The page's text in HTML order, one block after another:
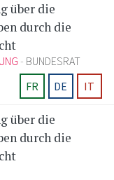
über die
durch die
BUNDESRAT
FR
DE IT
über die
durch die